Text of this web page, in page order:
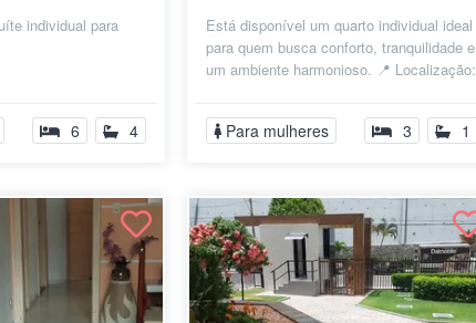
individual para
6 4
Está disponível um quarto individual ideal
para quem busca conforto, tranquilidade e
um ambiente harmonioso. 📍 Localização:
Para mulheres 3 1